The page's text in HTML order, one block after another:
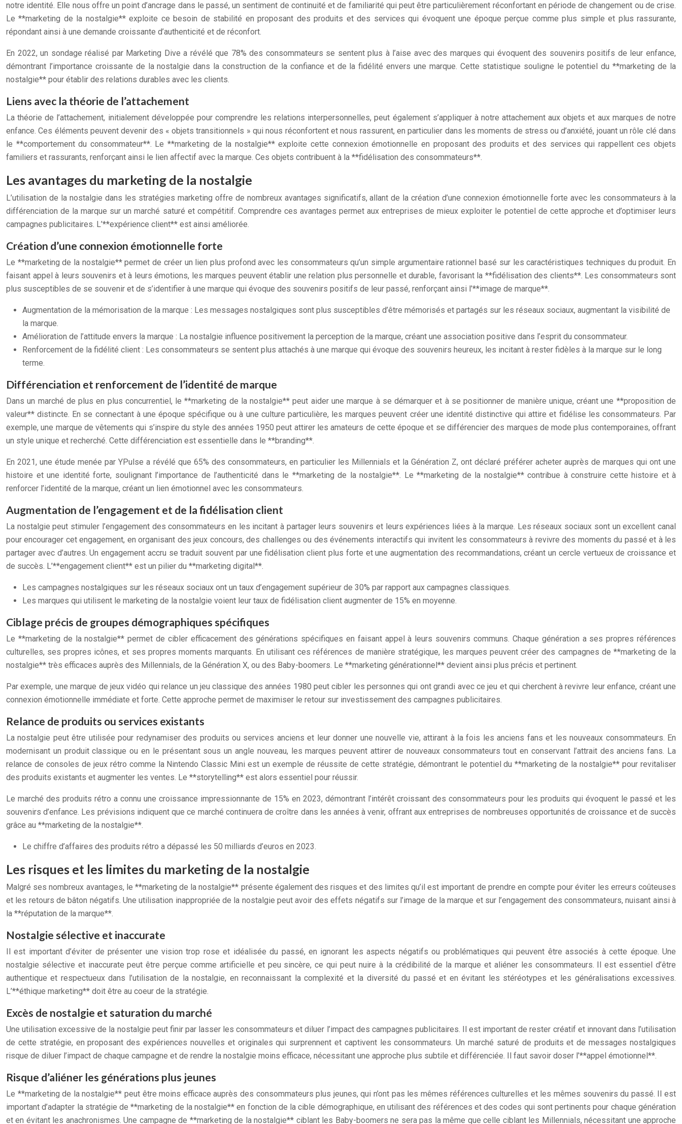
notre identité. Elle nous offre un point d’ancrage dans le passé, un sentiment de continuité et de familiarité qui peut être particulièrement réconfortant en période de changement ou de crise.
Le **marketing de la nostalgie** exploite ce besoin de stabilité en proposant des produits et des services qui évoquent une époque perçue comme plus simple et plus rassurante,
répondant ainsi à une demande croissante d’authenticité et de réconfort.
En 2022, un sondage réalisé par Marketing Dive a révélé que 78% des consommateurs se sentent plus à l’aise avec des marques qui évoquent des souvenirs positifs de leur enfance,
démontrant l’importance croissante de la nostalgie dans la construction de la confiance et de la fidélité envers une marque. Cette statistique souligne le potentiel du **marketing de la
nostalgie** pour établir des relations durables avec les clients.
Liens avec la théorie de l’attachement
La théorie de l’attachement, initialement développée pour comprendre les relations interpersonnelles, peut également s’appliquer à notre attachement aux objets et aux marques de notre
enfance. Ces éléments peuvent devenir des « objets transitionnels » qui nous réconfortent et nous rassurent, en particulier dans les moments de stress ou d’anxiété, jouant un rôle clé dans
le **comportement du consommateur**. Le **marketing de la nostalgie** exploite cette connexion émotionnelle en proposant des produits et des services qui rappellent ces objets
familiers et rassurants, renforçant ainsi le lien affectif avec la marque. Ces objets contribuent à la **fidélisation des consommateurs**.
Les avantages du marketing de la nostalgie
L’utilisation de la nostalgie dans les stratégies marketing offre de nombreux avantages significatifs, allant de la création d’une connexion émotionnelle forte avec les consommateurs à la
différenciation de la marque sur un marché saturé et compétitif. Comprendre ces avantages permet aux entreprises de mieux exploiter le potentiel de cette approche et d’optimiser leurs
campagnes publicitaires. L’**expérience client** est ainsi améliorée.
Création d’une connexion émotionnelle forte
Le **marketing de la nostalgie** permet de créer un lien plus profond avec les consommateurs qu’un simple argumentaire rationnel basé sur les caractéristiques techniques du produit. En
faisant appel à leurs souvenirs et à leurs émotions, les marques peuvent établir une relation plus personnelle et durable, favorisant la **fidélisation des clients**. Les consommateurs sont
plus susceptibles de se souvenir et de s’identifier à une marque qui évoque des souvenirs positifs de leur passé, renforçant ainsi l’**image de marque**.
Augmentation de la mémorisation de la marque : Les messages nostalgiques sont plus susceptibles d’être mémorisés et partagés sur les réseaux sociaux, augmentant la visibilité de
la marque.
Amélioration de l’attitude envers la marque : La nostalgie influence positivement la perception de la marque, créant une association positive dans l’esprit du consommateur.
Renforcement de la fidélité client : Les consommateurs se sentent plus attachés à une marque qui évoque des souvenirs heureux, les incitant à rester fidèles à la marque sur le long
terme.
Différenciation et renforcement de l’identité de marque
Dans un marché de plus en plus concurrentiel, le **marketing de la nostalgie** peut aider une marque à se démarquer et à se positionner de manière unique, créant une **proposition de
valeur** distincte. En se connectant à une époque spécifique ou à une culture particulière, les marques peuvent créer une identité distinctive qui attire et fidélise les consommateurs. Par
exemple, une marque de vêtements qui s’inspire du style des années 1950 peut attirer les amateurs de cette époque et se différencier des marques de mode plus contemporaines, offrant
un style unique et recherché. Cette différenciation est essentielle dans le **branding**.
En 2021, une étude menée par YPulse a révélé que 65% des consommateurs, en particulier les Millennials et la Génération Z, ont déclaré préférer acheter auprès de marques qui ont une
histoire et une identité forte, soulignant l’importance de l’authenticité dans le **marketing de la nostalgie**. Le **marketing de la nostalgie** contribue à construire cette histoire et à
renforcer l’identité de la marque, créant un lien émotionnel avec les consommateurs.
Augmentation de l’engagement et de la fidélisation client
La nostalgie peut stimuler l’engagement des consommateurs en les incitant à partager leurs souvenirs et leurs expériences liées à la marque. Les réseaux sociaux sont un excellent canal
pour encourager cet engagement, en organisant des jeux concours, des challenges ou des événements interactifs qui invitent les consommateurs à revivre des moments du passé et à les
partager avec d’autres. Un engagement accru se traduit souvent par une fidélisation client plus forte et une augmentation des recommandations, créant un cercle vertueux de croissance et
de succès. L’**engagement client** est un pilier du **marketing digital**.
Les campagnes nostalgiques sur les réseaux sociaux ont un taux d’engagement supérieur de 30% par rapport aux campagnes classiques.
Les marques qui utilisent le marketing de la nostalgie voient leur taux de fidélisation client augmenter de 15% en moyenne.
Ciblage précis de groupes démographiques spécifiques
Le **marketing de la nostalgie** permet de cibler efficacement des générations spécifiques en faisant appel à leurs souvenirs communs. Chaque génération a ses propres références
culturelles, ses propres icônes, et ses propres moments marquants. En utilisant ces références de manière stratégique, les marques peuvent créer des campagnes de **marketing de la
nostalgie** très efficaces auprès des Millennials, de la Génération X, ou des Baby-boomers. Le **marketing générationnel** devient ainsi plus précis et pertinent.
Par exemple, une marque de jeux vidéo qui relance un jeu classique des années 1980 peut cibler les personnes qui ont grandi avec ce jeu et qui cherchent à revivre leur enfance, créant une
connexion émotionnelle immédiate et forte. Cette approche permet de maximiser le retour sur investissement des campagnes publicitaires.
Relance de produits ou services existants
La nostalgie peut être utilisée pour redynamiser des produits ou services anciens et leur donner une nouvelle vie, attirant à la fois les anciens fans et les nouveaux consommateurs. En
modernisant un produit classique ou en le présentant sous un angle nouveau, les marques peuvent attirer de nouveaux consommateurs tout en conservant l’attrait des anciens fans. La
relance de consoles de jeux rétro comme la Nintendo Classic Mini est un exemple de réussite de cette stratégie, démontrant le potentiel du **marketing de la nostalgie** pour revitaliser
des produits existants et augmenter les ventes. Le **storytelling** est alors essentiel pour réussir.
Le marché des produits rétro a connu une croissance impressionnante de 15% en 2023, démontrant l’intérêt croissant des consommateurs pour les produits qui évoquent le passé et les
souvenirs d’enfance. Les prévisions indiquent que ce marché continuera de croître dans les années à venir, offrant aux entreprises de nombreuses opportunités de croissance et de succès
grâce au **marketing de la nostalgie**.
Le chiffre d’affaires des produits rétro a dépassé les 50 milliards d’euros en 2023.
Les risques et les limites du marketing de la nostalgie
Malgré ses nombreux avantages, le **marketing de la nostalgie** présente également des risques et des limites qu’il est important de prendre en compte pour éviter les erreurs coûteuses
et les retours de bâton négatifs. Une utilisation inappropriée de la nostalgie peut avoir des effets négatifs sur l’image de la marque et sur l’engagement des consommateurs, nuisant ainsi à
la **réputation de la marque**.
Nostalgie sélective et inaccurate
Il est important d’éviter de présenter une vision trop rose et idéalisée du passé, en ignorant les aspects négatifs ou problématiques qui peuvent être associés à cette époque. Une
nostalgie sélective et inaccurate peut être perçue comme artificielle et peu sincère, ce qui peut nuire à la crédibilité de la marque et aliéner les consommateurs. Il est essentiel d’être
authentique et respectueux dans l’utilisation de la nostalgie, en reconnaissant la complexité et la diversité du passé et en évitant les stéréotypes et les généralisations excessives.
L’**éthique marketing** doit être au coeur de la stratégie.
Excès de nostalgie et saturation du marché
Une utilisation excessive de la nostalgie peut finir par lasser les consommateurs et diluer l’impact des campagnes publicitaires. Il est important de rester créatif et innovant dans l’utilisation
de cette stratégie, en proposant des expériences nouvelles et originales qui surprennent et captivent les consommateurs. Un marché saturé de produits et de messages nostalgiques
risque de diluer l’impact de chaque campagne et de rendre la nostalgie moins efficace, nécessitant une approche plus subtile et différenciée. Il faut savoir doser l’**appel émotionnel**.
Risque d’aliéner les générations plus jeunes
Le **marketing de la nostalgie** peut être moins efficace auprès des consommateurs plus jeunes, qui n’ont pas les mêmes références culturelles et les mêmes souvenirs du passé. Il est
important d’adapter la stratégie de **marketing de la nostalgie** en fonction de la cible démographique, en utilisant des références et des codes qui sont pertinents pour chaque génération
et en évitant les anachronismes. Une campagne de **marketing de la nostalgie** ciblant les Baby-boomers ne sera pas la même que celle ciblant les Millennials, nécessitant une approche